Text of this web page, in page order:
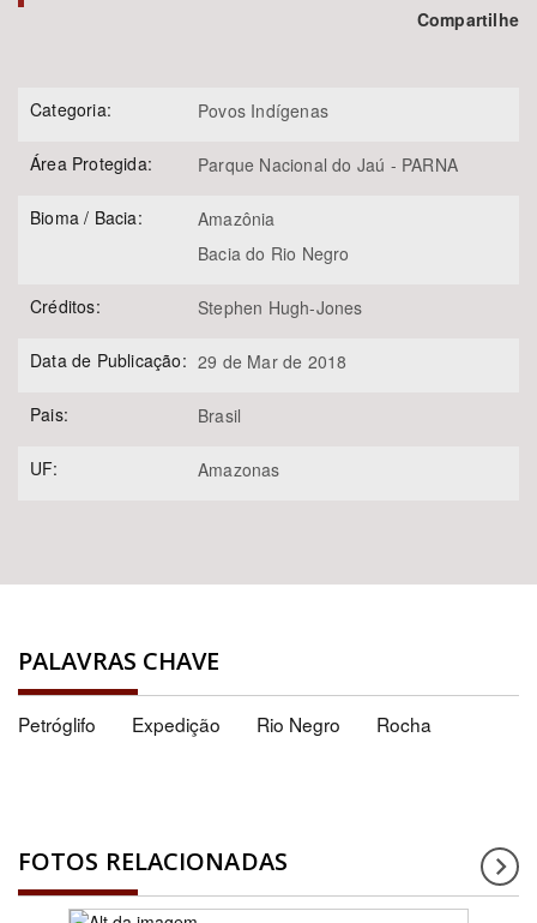
Compartilhe
Categoria: Povos Indígenas
Área Protegida: Parque Nacional do Jaú - PARNA
Bioma / Bacia:
Amazônia
Bacia do Rio Negro
Créditos: Stephen Hugh-Jones
Data de Publicação: 29 de Mar de 2018
Pais: Brasil
UF: Amazonas
PALAVRAS CHAVE
Petróglifo Expedição Rio Negro Rocha
FOTOS RELACIONADAS